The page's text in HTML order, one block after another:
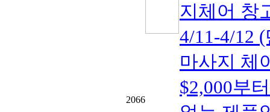
2066
지체어 창
4/11-4/12
마사지 체
$2,000부